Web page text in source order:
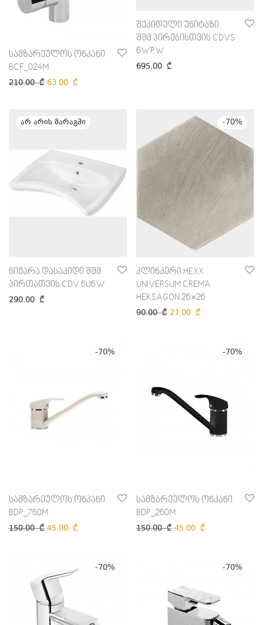
სამზარეულოს ონკანი
BCF_024M
210.00₾ 63.00 ₾
შეკიდული უნიტაზი
შშმ პირებისთვის CDVS
6WPW
695.00 ₾
ნიჟარა დასაკიდი შშმ
პირთათვის CDV 6U6W
290.00 ₾
-70%
კლინკერი HEXX
UNIVERSUM CREMA
HEKSAGON 26×26
90.00₾ 27.00 ₾
-70%
სამზარეულოს ონკანი
BDP_760M
150.00₾ 45.00 ₾
-70%
სამზარეულოს ონკანი
BDP_260M
150.00₾ 45.00 ₾
-70% -70%